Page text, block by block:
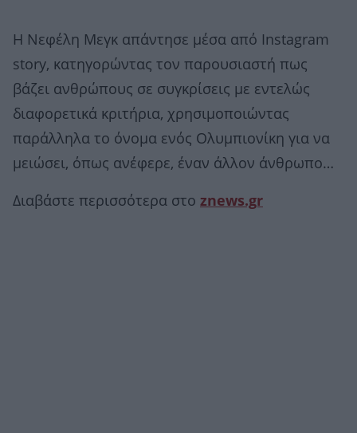
Η Νεφέλη Μεγκ απάντησε μέσα από Instagram
story, κατηγορώντας τον παρουσιαστή πως
βάζει ανθρώπους σε συγκρίσεις με εντελώς
διαφορετικά κριτήρια, χρησιμοποιώντας
παράλληλα το όνομα ενός Ολυμπιονίκη για να
μειώσει, όπως ανέφερε, έναν άλλον άνθρωπο…
Διαβάστε περισσότερα στο znews.gr